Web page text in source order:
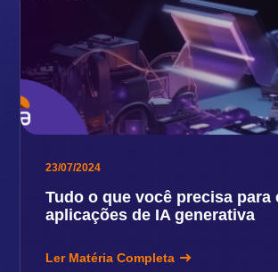
23/07/2024
Tudo o que você precisa para
aplicações de IA generativa
Ler Matéria Completa